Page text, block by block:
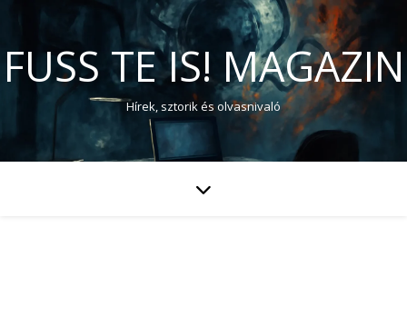
FUSS TE IS! MAGAZIN
Hírek, sztorik és olvasnivaló